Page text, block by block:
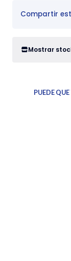
Compartir
Mostrar
PUEDE